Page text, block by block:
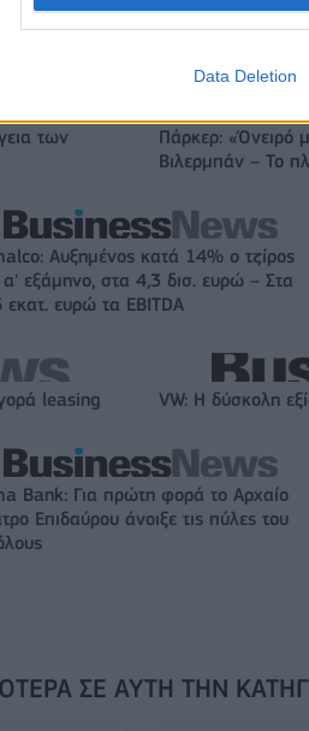
Data Deletion
επενδύει 75 εκατ. δολάρια στην
των
Πάρκερ: «Όνειρό
Βιλερμπάν – Το
Αυξημένος κατά 14% ο τζίρος
α' εξάμηνο, στα 4,3 δισ. ευρώ – Στα
εκατ. ευρώ τα EBITDA
leasing VW: Η δύσκολη
Bank: Για πρώτη φορά το Αρχαίο
Επιδαύρου άνοιξε τις πύλες του
ΣΕ ΑΥΤΉ ΤΗΝ